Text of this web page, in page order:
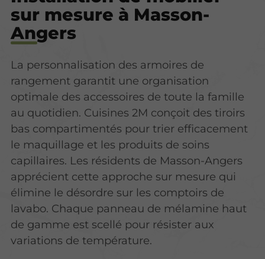
sur mesure à Masson-
Angers
La personnalisation des armoires de
rangement garantit une organisation
optimale des accessoires de toute la famille
au quotidien. Cuisines 2M conçoit des tiroirs
bas compartimentés pour trier efficacement
le maquillage et les produits de soins
capillaires. Les résidents de Masson-Angers
apprécient cette approche sur mesure qui
élimine le désordre sur les comptoirs de
lavabo. Chaque panneau de mélamine haut
de gamme est scellé pour résister aux
variations de température.